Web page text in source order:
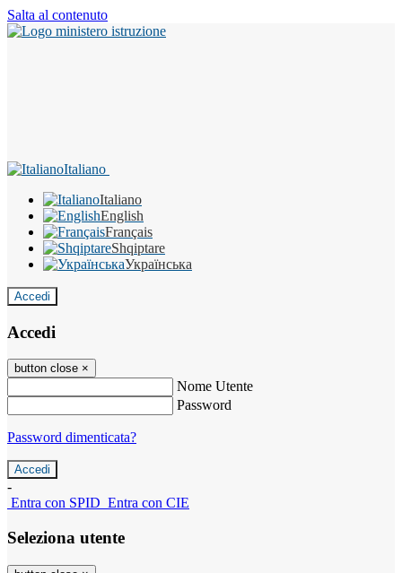
Salta al contenuto
Italiano
Italiano
English
Français
Shqiptare
Українська
Accedi
Accedi
button close ×
Nome Utente
Password
Password dimenticata?
-
Entra con SPID Entra con CIE
Seleziona utente